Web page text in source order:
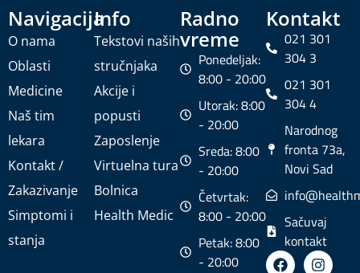
Navigacija
O nama
Oblasti
Medicine
Naš tim
lekara
Kontakt /
Zakazivanje
Simptomi i
stanja
Info
Tekstovi naših
stručnjaka
Akcije i
popusti
Zaposlenje
Virtuelna tura
Bolnica
Health Medic
Radno
vreme
Ponedeljak:
8:00 - 20:00
Utorak: 8:00
- 20:00
Sreda: 8:00
- 20:00
Četvrtak:
8:00 - 20:00
Petak: 8:00
- 20:00
Kontakt
021 301
304 3
021 301
304 4
Narodnog
fronta 73a,
Novi Sad
Sačuvaj
kontakt